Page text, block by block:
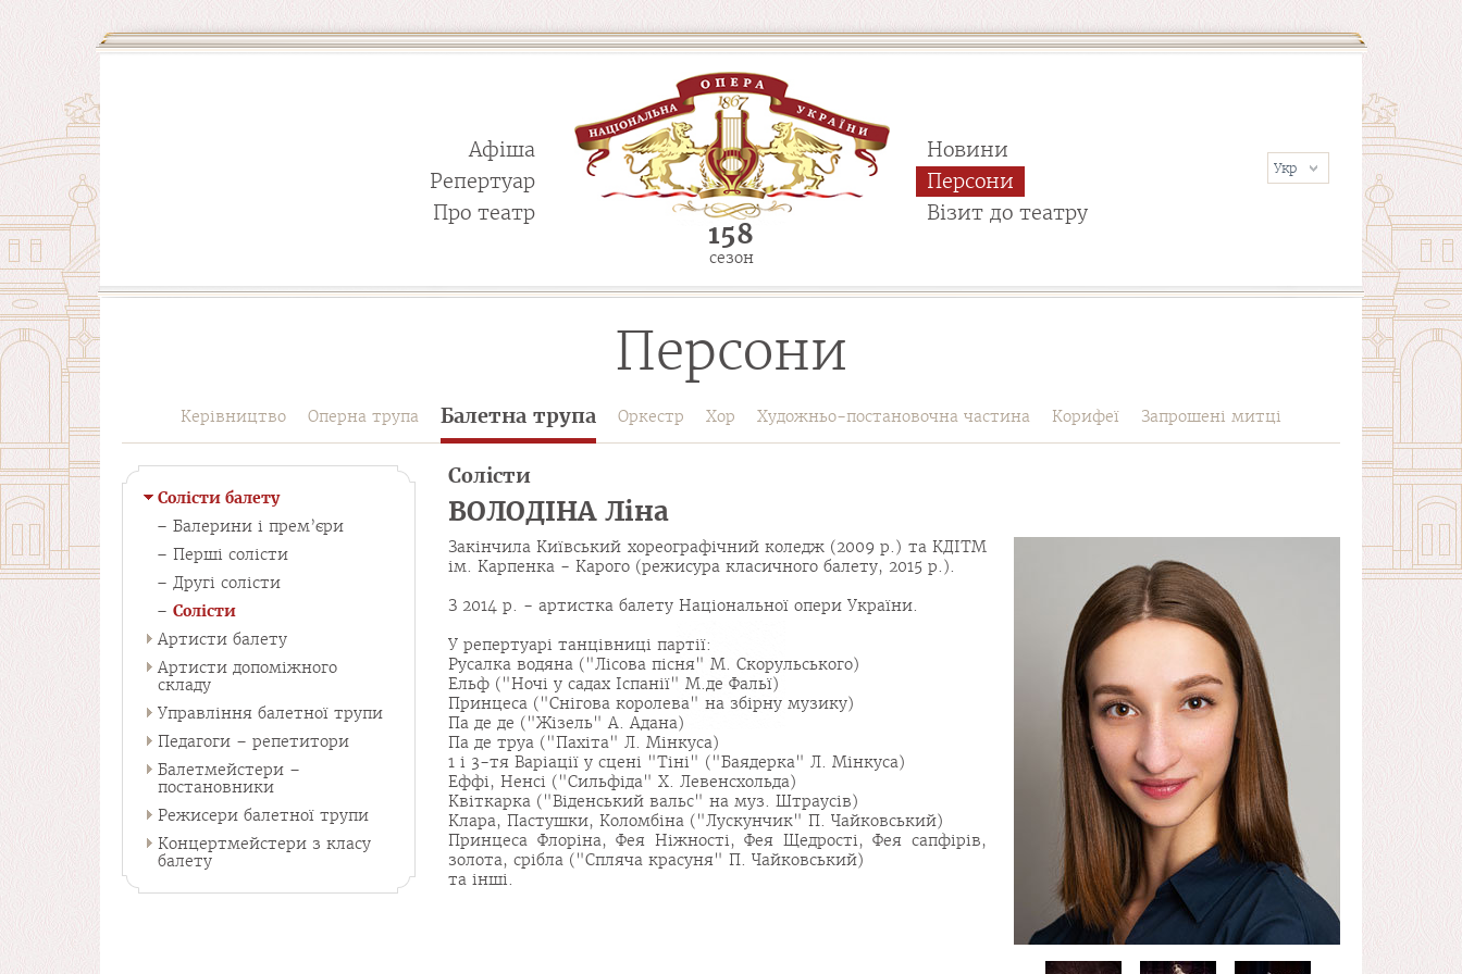
Афіша
Репертуар
Про театр
Новини
Персони
Візит до театру
158
сезон
Персони
Керівництво Оперна трупа Балетна трупа Оркестр Хор Художньо-постановочна частина Корифеї Запрошені митці
Солісти балету
Балерини і прем’єри
Перші солісти
Другі солісти
Солісти
Артисти балету
Артисти допоміжного
складу
Управління балетної трупи
Педагоги – репетитори
Балетмейстери –
постановники
Режисери балетної трупи
Концертмейстери з класу
балету
Солісти
ВОЛОДІНА Ліна
Закінчила Київський хореографічний коледж (2009 р.) та КДІТМ
ім. Карпенка - Карого (режисура класичного балету, 2015 р.).
З 2014 р. - артистка балету Національної опери України.
У репертуарі танцівниці партії:
Русалка водяна ("Лісова пісня" М. Скорульського)
Ельф ("Ночі у садах Іспанії" М.де Фальї)
Принцеса ("Снігова королева" на збірну музику)
Па де де ("Жізель" А. Адана)
Па де труа ("Пахіта" Л. Мінкуса)
1 і 3-тя Варіації у сцені "Тіні" ("Баядерка" Л. Мінкуса)
Еффі, Ненсі ("Сильфіда" Х. Левенсхольда)
Квіткарка ("Віденський вальс" на муз. Штраусів)
Клара, Пастушки, Коломбіна ("Лускунчик" П. Чайковський)
Принцеса Флоріна, Фея Ніжності, Фея Щедрості, Фея сапфірів,
золота, срібла ("Спляча красуня" П. Чайковський)
та інші.